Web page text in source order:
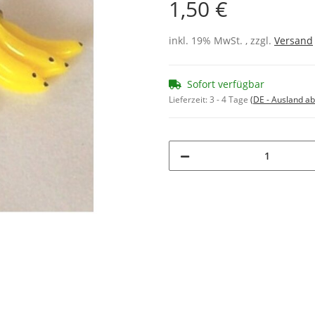
1,50 €
inkl. 19% MwSt. , zzgl. Versand
Sofort verfügbar
Lieferzeit:3 - 4 Tage (DE - Ausland